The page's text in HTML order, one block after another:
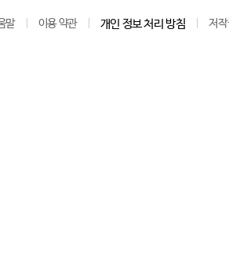
말 이용 약관 개인 정보 처리 방침 저